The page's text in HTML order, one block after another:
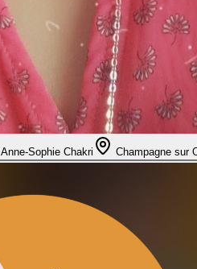
Anne-Sophie Chakri Champagne sur